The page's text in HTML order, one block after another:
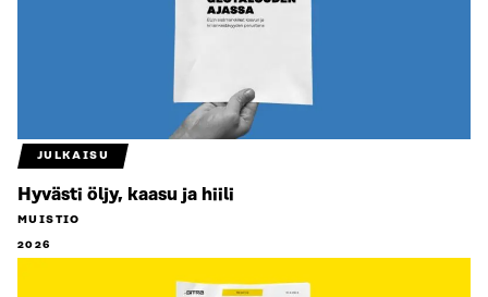
JULKAISU
Hyvästi öljy, kaasu ja hiili
MUISTIO
2026